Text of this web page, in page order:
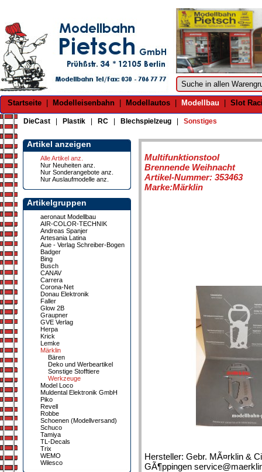
Startseite Modelleisenbahn Modellautos Modellbau Slot
DieCast Plastik RC Blechspielzeug Sonstiges
Artikel anzeigen
Alle Artikel anz.
Nur Neuheiten anz.
Nur Sonderangebote anz.
Nur Auslaufmodelle anz.
Artikelgruppen
aeronaut Modellbau
AIR-COLOR-TECHNIK
Andreas Spanjer
Artesania Latina
Aue - Verlag Schreiber-Bogen
Badger
Bing
Busch
CANAV
Carrera
Corona-Net
Donau Elektronik
Faller
Glow 2B
Graupner
GVE Verlag
Herpa
Krick
Lemke
Märklin
Bären
Deko und Werbeartikel
Sonstige Stofftiere
Werkzeuge
Model Loco
Muldental Elektronik GmbH
Piko
Revell
Robbe
Schoenen (Modellversand)
Schuco
Tamiya
TL-Decals
Trix
WEMO
Wilesco
Multifunktionstool
Brennende Weihnacht
Artikel-Nummer: 353463
Marke:Märklin
Hersteller: Gebr. MÃ¤rklin &
GÃ¶ppingen